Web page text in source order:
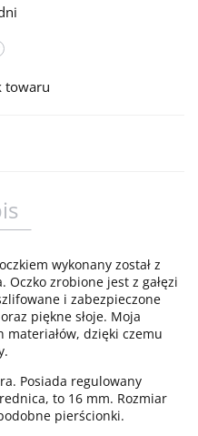
towaru
wykonany został z
zrobione jest z gałęzi
i zabezpieczone
piękne słoje. Moja
dzięki czemu
Posiada regulowany
to 16 mm. Rozmiar
pierścionki.